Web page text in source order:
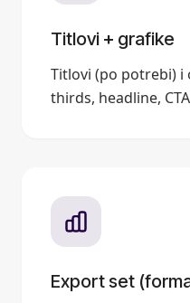
Titlovi + grafike
Titlovi (po potrebi)
thirds, headline,
Export set